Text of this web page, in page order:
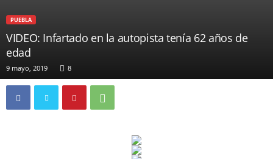
PUEBLA
VIDEO: Infartado en la autopista tenía 62 años de
edad
9 mayo, 2019 8